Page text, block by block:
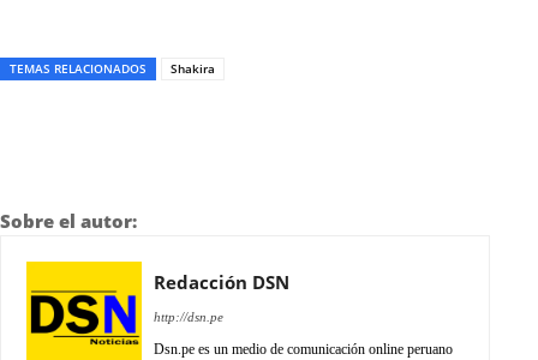
TEMAS RELACIONADOS Shakira
Sobre el autor:
Redacción DSN
http://dsn.pe
Dsn.pe es un medio de comunicación online peruano